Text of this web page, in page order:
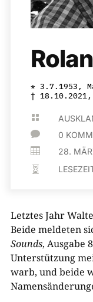
* 3.7.1953,
†

 0
 28.

Letztes Jahr
Beide meldeten
Sounds, Ausgabe
Unterstützung
warb, und beide